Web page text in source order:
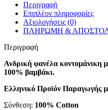
Περιγραφή
Επιπλέον πληροφορίες
Αξιολογήσεις (0)
ΠΛΗΡΩΜΗ &
Περιγραφή
Ανδρική φανέλα κοντομάνικη
100% βαμβάκι.
Ελληνικό Προϊόν Παραγωγής
Σύνθεση: 100% Cotton